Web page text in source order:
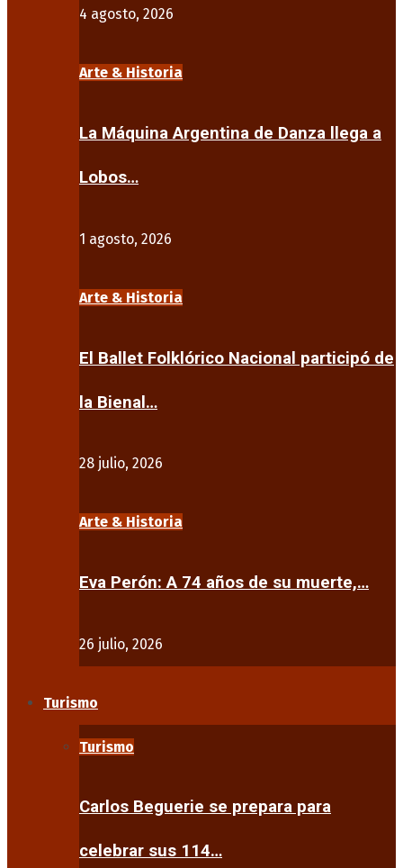
4 agosto, 2026
Arte & Historia
La Máquina Argentina de Danza llega a
Lobos…
1 agosto, 2026
Arte & Historia
El Ballet Folklórico Nacional participó de
la Bienal…
28 julio, 2026
Arte & Historia
Eva Perón: A 74 años de su muerte,…
26 julio, 2026
Turismo
Turismo
Carlos Beguerie se prepara para
celebrar sus 114…